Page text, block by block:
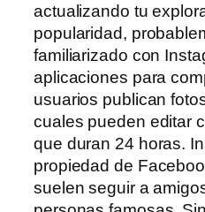
actualizando tu
popularidad,
familiarizado con
aplicaciones para
usuarios publican
cuales pueden editar
que duran 24 horas.
propiedad de
suelen seguir a